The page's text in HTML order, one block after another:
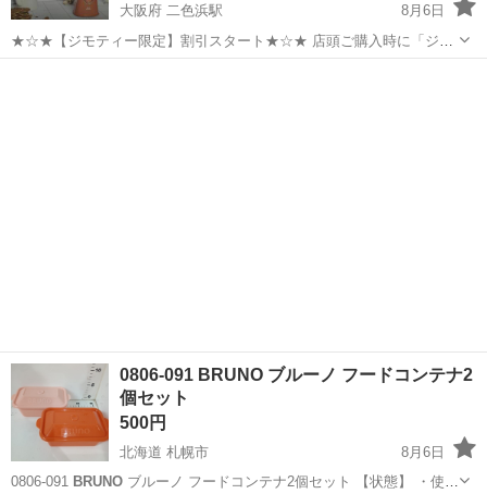
大阪府 二色浜駅
8月6日
★☆★【ジモティー限定】割引スタート★☆★ 店頭ご購入時に「ジモ
ティーを見た」とお伝え頂くと 【店頭価格より 家具•家電は7%OFF！
0806-091 BRUNO ブルーノ フードコンテナ2
個セット
500円
北海道 札幌市
8月6日
0806-091 BRUNOブルーノ フードコンテナ2個セット 【状態】 ・使用